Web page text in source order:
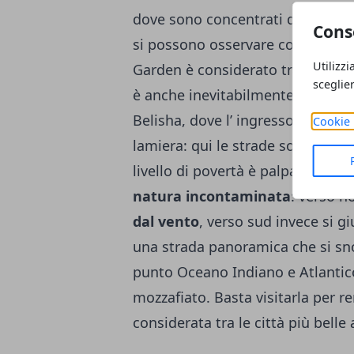
Cookie
dove sono concentrati diversi
si possono osservare colonie di
Garden è considerato tra i
è anche inevitabilmente una
Belisha, dove l’ ingresso è
lamiera: qui le strade sono
livello di povertà è palpabile.
natura incontaminata: verso
dal vento, verso sud invece si
una strada panoramica che si
punto Oceano Indiano e
mozzafiato. Basta visitarla per
considerata tra le città più belle